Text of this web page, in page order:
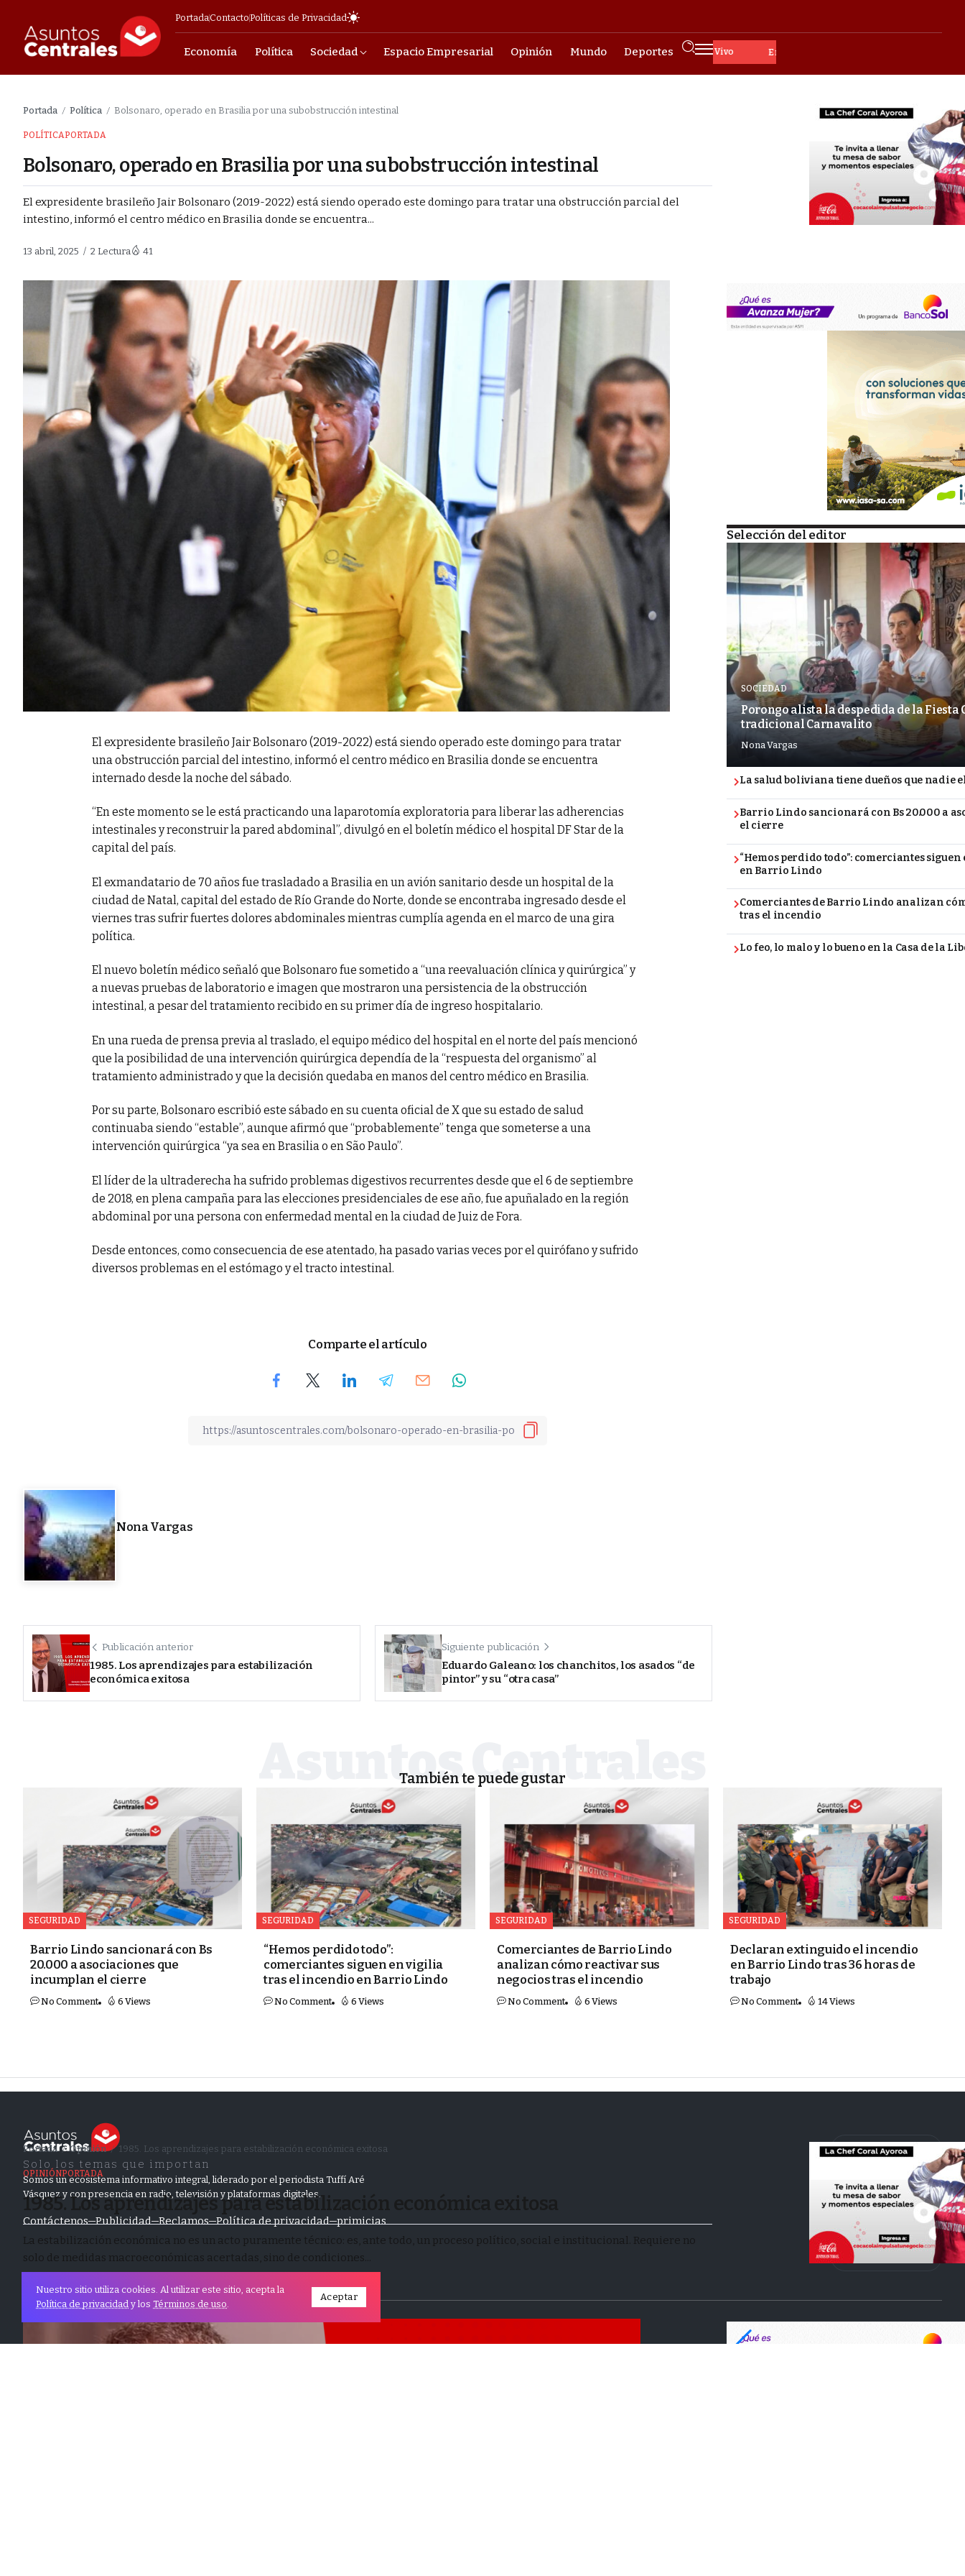
PortadaContactoPolíticas de Privacidad
Economía Política Sociedad Espacio Empresarial Opinión Mundo
Deportes
En Vivo
Portada / Política / Bolsonaro, operado en Brasilia por una subobstrucción intestinal
POLÍTICAPORTADA
Bolsonaro, operado en Brasilia por una subobstrucción intestinal
El expresidente brasileño Jair Bolsonaro (2019-2022) está siendo operado este domingo para tratar una obstrucción parcial del
intestino, informó el centro médico en Brasilia donde se encuentra...
13 abril, 2025 2 Lectura 41
El expresidente brasileño Jair Bolsonaro (2019-2022) está siendo operado este domingo para tratar
una obstrucción parcial del intestino, informó el centro médico en Brasilia donde se encuentra
internado desde la noche del sábado.
“En este momento se le está practicando una laparotomía exploratoria para liberar las adherencias
intestinales y reconstruir la pared abdominal”, divulgó en el boletín médico el hospital DF Star de la
capital del país.
El exmandatario de 70 años fue trasladado a Brasilia en un avión sanitario desde un hospital de la
ciudad de Natal, capital del estado de Río Grande do Norte, donde se encontraba ingresado desde el
viernes tras sufrir fuertes dolores abdominales mientras cumplía agenda en el marco de una gira
política.
El nuevo boletín médico señaló que Bolsonaro fue sometido a “una reevaluación clínica y quirúrgica” y
a nuevas pruebas de laboratorio e imagen que mostraron una persistencia de la obstrucción
intestinal, a pesar del tratamiento recibido en su primer día de ingreso hospitalario.
En una rueda de prensa previa al traslado, el equipo médico del hospital en el norte del país mencionó
que la posibilidad de una intervención quirúrgica dependía de la “respuesta del organismo” al
tratamiento administrado y que la decisión quedaba en manos del centro médico en Brasilia.
Por su parte, Bolsonaro escribió este sábado en su cuenta oficial de X que su estado de salud
continuaba siendo “estable”, aunque afirmó que “probablemente” tenga que someterse a una
intervención quirúrgica “ya sea en Brasilia o en São Paulo”.
El líder de la ultraderecha ha sufrido problemas digestivos recurrentes desde que el 6 de septiembre
de 2018, en plena campaña para las elecciones presidenciales de ese año, fue apuñalado en la región
abdominal por una persona con enfermedad mental en la ciudad de Juiz de Fora.
Desde entonces, como consecuencia de ese atentado, ha pasado varias veces por el quirófano y sufrido
diversos problemas en el estómago y el tracto intestinal.
Comparte el artículo
Nona Vargas
Publicación anterior
1985. Los aprendizajes para estabilización
económica exitosa
Siguiente publicación
Eduardo Galeano: los chanchitos, los asados “de
pintor” y su “otra casa”
Selección del editor
SOCIEDAD
Porongo alista la despedida de la Fiesta
tradicional Carnavalito
Nona Vargas
La salud boliviana tiene dueños que nadie
Barrio Lindo sancionará con Bs 20.000 a
el cierre
“Hemos perdido todo”: comerciantes
en Barrio Lindo
Comerciantes de Barrio Lindo analizan
tras el incendio
Lo feo, lo malo y lo bueno en la Casa de la
También te puede gustar
SEGURIDAD
Barrio Lindo sancionará con Bs
20.000 a asociaciones que
incumplan el cierre
No Comment 6 Views
SEGURIDAD
“Hemos perdido todo”:
comerciantes siguen en vigilia
tras el incendio en Barrio Lindo
No Comment 6 Views
SEGURIDAD
Comerciantes de Barrio Lindo
analizan cómo reactivar sus
negocios tras el incendio
No Comment 6 Views
SEGURIDAD
Declaran extinguido el incendio
en Barrio Lindo tras 36 horas de
trabajo
No Comment 14 Views
Portada / Opinión / 1985. Los aprendizajes para estabilización económica exitosa
OPINIÓNPORTADA
1985. Los aprendizajes para estabilización económica exitosa
La estabilización económica no es un acto puramente técnico: es, ante todo, un proceso político, social e institucional. Requiere no
solo de medidas macroeconómicas acertadas, sino de condiciones...
13 abril, 2025 5 Lectura 39
Solo los temas que importan
Somos un ecosistema informativo integral, liderado por el periodista Tuffí Aré
Vásquez y con presencia en radio, televisión y plataformas digitales.
Contáctenos Publicidad Reclamos Política de privacidad primicias
facebook
youtube
instagram
Tik Tok
PortadaPóliticaOpinión© Derechos reservados, AsuntosCentrales
Nuestro sitio utiliza cookies. Al utilizar este sitio, acepta la
Política de privacidad y los Términos de uso.
Aceptar